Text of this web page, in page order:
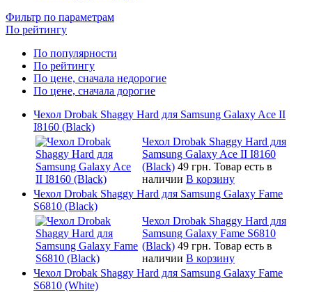
Фильтр по параметрам
По рейтингу
По популярности
По рейтингу
По цене, сначала недорогие
По цене, сначала дорогие
Чехол Drobak Shaggy Hard для Samsung Galaxy Ace II
I8160 (Black)
Чехол Drobak Shaggy Hard для
Samsung Galaxy Ace II I8160
(Black) 49 грн. Товар есть в
наличии В корзину
Чехол Drobak Shaggy Hard для Samsung Galaxy Fame
S6810 (Black)
Чехол Drobak Shaggy Hard для
Samsung Galaxy Fame S6810
(Black) 49 грн. Товар есть в
наличии В корзину
Чехол Drobak Shaggy Hard для Samsung Galaxy Fame
S6810 (White)